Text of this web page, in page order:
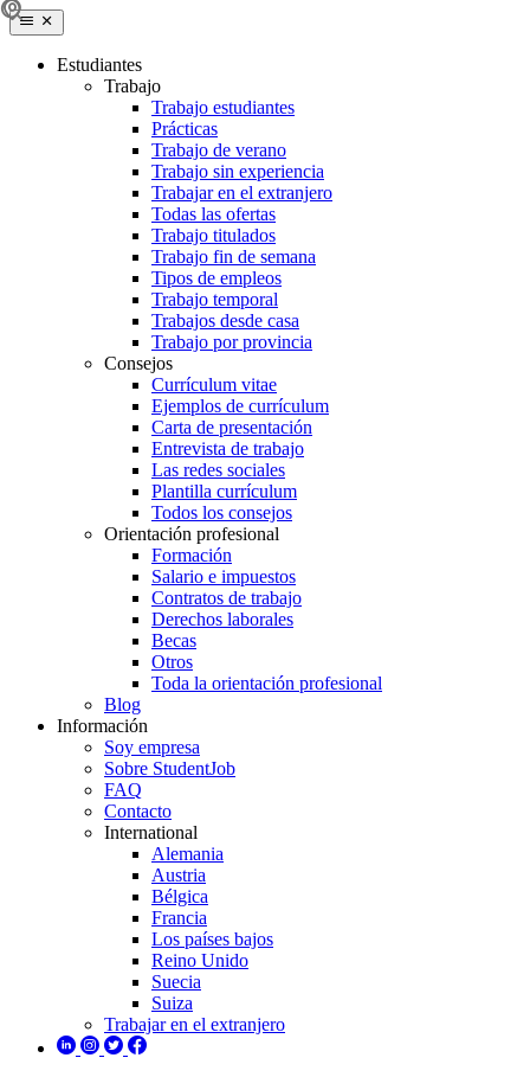
Estudiantes
Trabajo
Trabajo estudiantes
Prácticas
Trabajo de verano
Trabajo sin experiencia
Trabajar en el extranjero
Todas las ofertas
Trabajo titulados
Trabajo fin de semana
Tipos de empleos
Trabajo temporal
Trabajos desde casa
Trabajo por provincia
Consejos
Currículum vitae
Ejemplos de currículum
Carta de presentación
Entrevista de trabajo
Las redes sociales
Plantilla currículum
Todos los consejos
Orientación profesional
Formación
Salario e impuestos
Contratos de trabajo
Derechos laborales
Becas
Otros
Toda la orientación profesional
Blog
Información
Soy empresa
Sobre StudentJob
FAQ
Contacto
International
Alemania
Austria
Bélgica
Francia
Los países bajos
Reino Unido
Suecia
Suiza
Trabajar en el extranjero